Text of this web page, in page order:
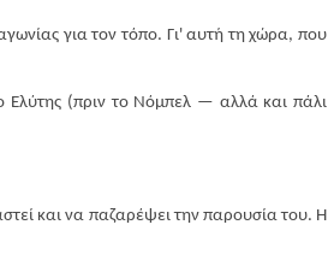
για τον τόπο. Γι' αυτή τη χώρα, που
Ελύτης (πριν το Νόμπελ — αλλά και πάλι
και να παζαρέψει την παρουσία του. Η